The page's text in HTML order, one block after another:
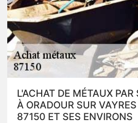
L'ACHAT DE MÉTAUX PAR
À ORADOUR SUR
87150 ET SES ENVIRONS